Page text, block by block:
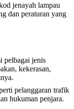
jenayah lampau
dan peraturan yang
pelbagai jenis
kekerasan,
pelanggaran trafik
hukuman penjara.